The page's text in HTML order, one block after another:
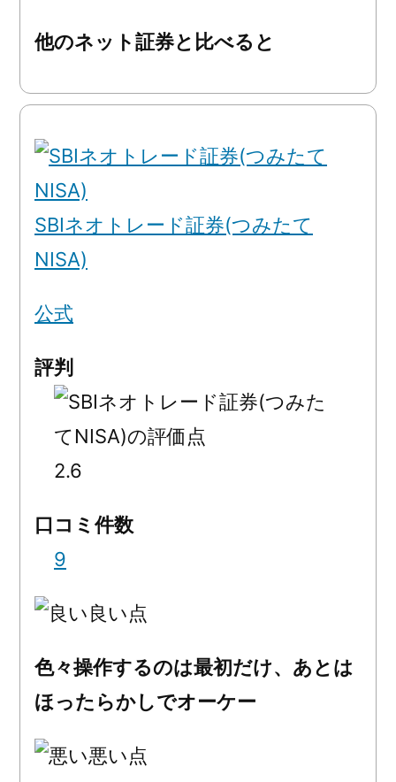
他のネット証券と比べると
SBIネオトレード証券(つみたて
NISA)
公式
評判
2.6
口コミ件数
9
良い点
色々操作するのは最初だけ、あとは
ほったらかしでオーケー
悪い点